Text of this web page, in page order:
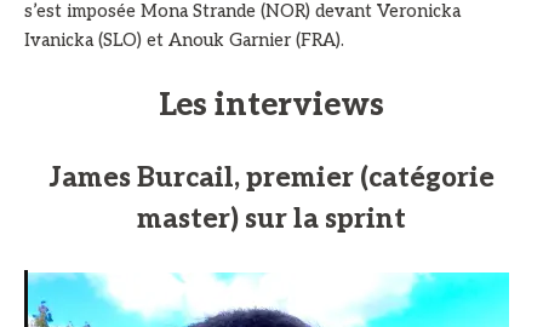
s’est imposée Mona Strande (NOR) devant Veronicka
Ivanicka (SLO) et Anouk Garnier (FRA).
Les interviews
James Burcail, premier (catégorie
master) sur la sprint